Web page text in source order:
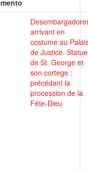
arrivant en
costume au
de Justice. Statue
de St. George et
son cortege :
précédant la
procession de la
Fête-Dieu